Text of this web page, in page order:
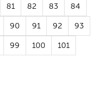
81 82 83 84
90 91 92 93
99 100 101